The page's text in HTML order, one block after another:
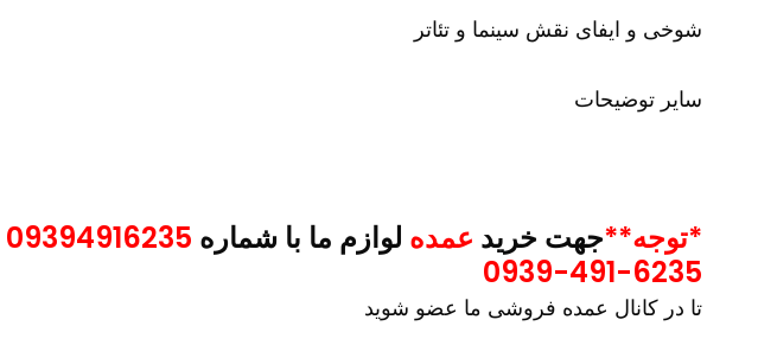
شوخی و ایفای نقش سینما و تئاتر
سایر توضیحات
*توجه**جهت خرید عمده لوازم ما با شماره
0939-491-6235
تا در کانال عمده فروشی ما عضو شوید